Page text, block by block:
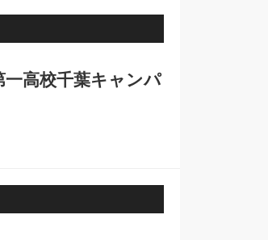
一高校千葉キャンパ